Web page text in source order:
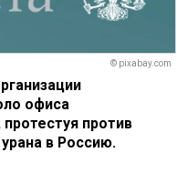
© pixabay.com
офиса
против
в Россию.